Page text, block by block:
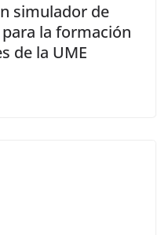
simulador de
la formación
de la UME